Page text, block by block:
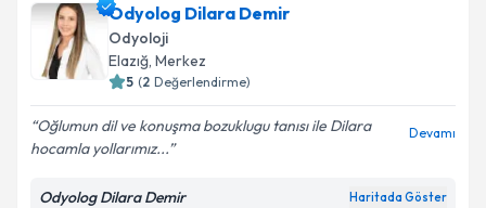
Odyolog Dilara Demir
Odyoloji
Elazığ, Merkez
5 (2 Değerlendirme)
Oğlumun dil ve konuşma bozuklugu tanısı ile Dilara
hocamla yollarımız...
Devamı
Odyolog Dilara Demir Haritada Göster